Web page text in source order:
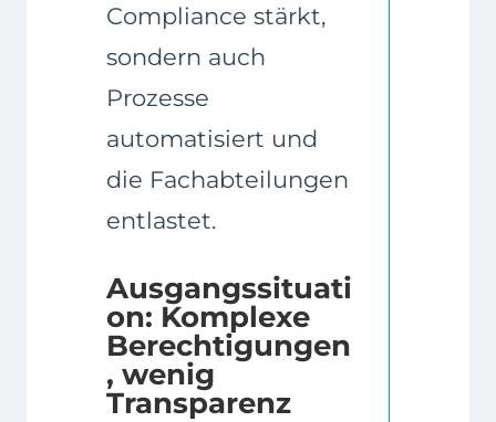
Compliance stärkt,
sondern auch
Prozesse
automatisiert und
die Fachabteilungen
entlastet.
Ausgangssituati
on: Komplexe
Berechtigungen
, wenig
Transparenz